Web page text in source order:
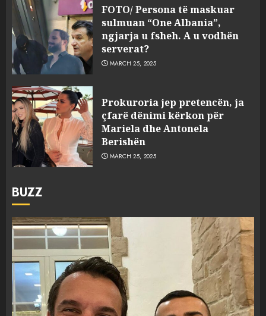
FOTO/ Persona të maskuar
sulmuan “One Albania”,
ngjarja u fsheh. A u vodhën
serverat?
MARCH 25, 2025
Prokuroria jep pretencën, ja
çfarë dënimi kërkon për
Mariela dhe Antonela
Berishën
MARCH 25, 2025
BUZZ